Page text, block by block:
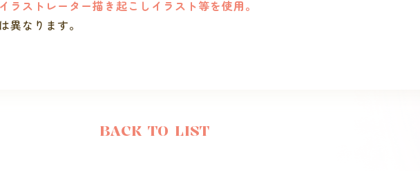
ストレーター描き起こしイラスト等を使用。
なります。
BACK TO LIST